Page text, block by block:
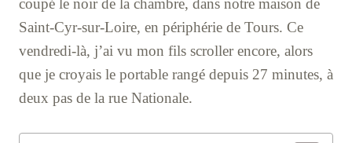
coupé le noir de la chambre, dans notre maison de
Saint-Cyr-sur-Loire, en périphérie de Tours. Ce
vendredi-là, j’ai vu mon fils scroller encore, alors
que je croyais le portable rangé depuis 27 minutes, à
deux pas de la rue Nationale.